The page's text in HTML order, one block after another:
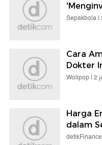
Sepakbola |
Cara
Dokter
Wolipop | 2
Harga
dalam